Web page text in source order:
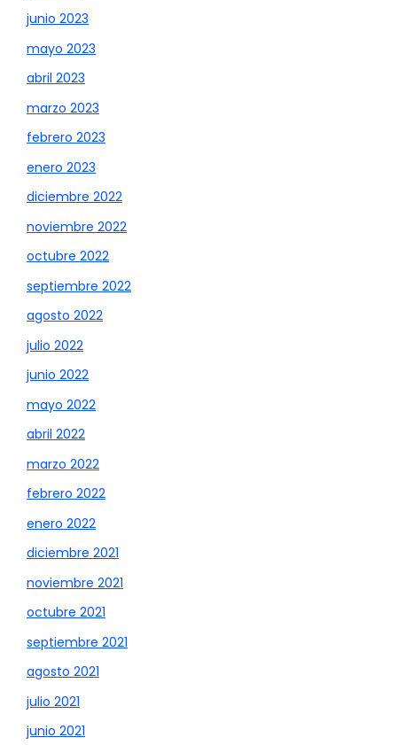
junio 2023
mayo 2023
abril 2023
marzo 2023
febrero 2023
enero 2023
diciembre 2022
noviembre 2022
octubre 2022
septiembre 2022
agosto 2022
julio 2022
junio 2022
mayo 2022
abril 2022
marzo 2022
febrero 2022
enero 2022
diciembre 2021
noviembre 2021
octubre 2021
septiembre 2021
agosto 2021
julio 2021
junio 2021